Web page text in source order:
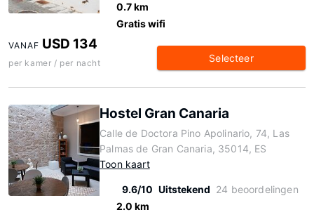
0.7 km
Gratis wifi
VANAF USD 134
per kamer / per nacht Selecteer
Hostel Gran Canaria
Calle de Doctora Pino Apolinario, 74, Las
Palmas de Gran Canaria, 35014, ES
Toon kaart
9.6/10 Uitstekend 24 beoordelingen
2.0 km